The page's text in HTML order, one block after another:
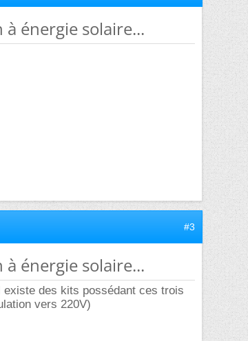
énergie solaire...
#3
énergie solaire...
des kits possédant ces trois
vers 220V)